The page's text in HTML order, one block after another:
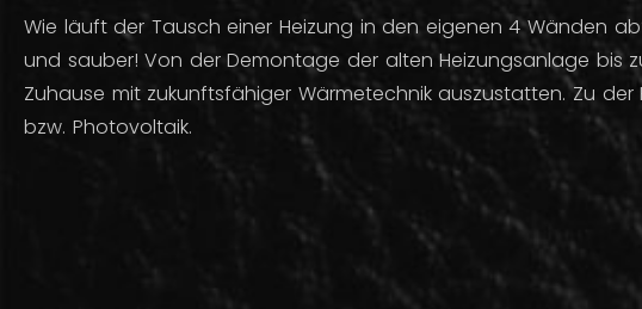
Wie läuft der Tausch einer Heizung in den eigenen 4 Wänden
und sauber! Von der Demontage der alten Heizungsanlage bis
Zuhause mit zukunftsfähiger Wärmetechnik auszustatten. Zu
bzw. Photovoltaik.